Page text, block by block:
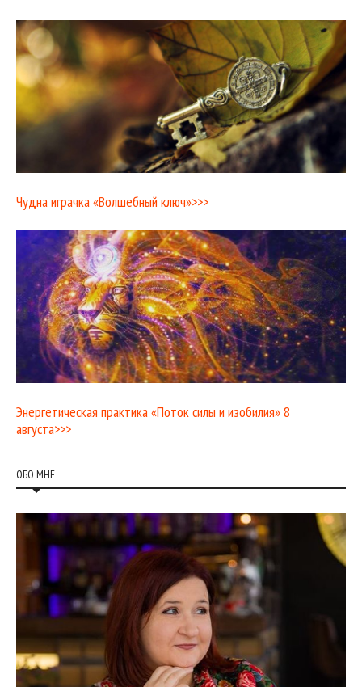
Чудна играчка «Волшебный ключ»>>>
Энергетическая практика «Поток силы и изобилия» 8
августа>>>
ОБО МНЕ